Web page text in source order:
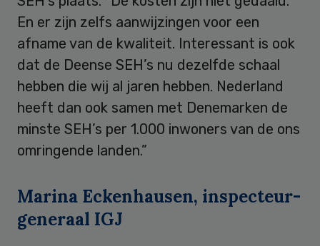
En er zijn zelfs aanwijzingen voor een
afname van de kwaliteit. Interessant is ook
dat de Deense SEH’s nu dezelfde schaal
hebben die wij al jaren hebben. Nederland
heeft dan ook samen met Denemarken de
minste SEH’s per 1.000 inwoners van de ons
omringende landen.”
Marina Eckenhausen, inspecteur-
generaal IGJ